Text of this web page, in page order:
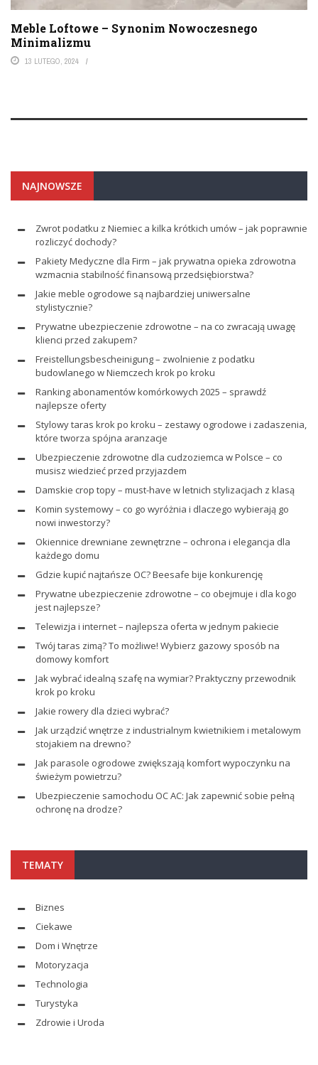
Meble Loftowe – Synonim Nowoczesnego
Minimalizmu
13 LUTEGO, 2024
NAJNOWSZE
Zwrot podatku z Niemiec a kilka krótkich umów – jak poprawnie
rozliczyć dochody?
Pakiety Medyczne dla Firm – jak prywatna opieka zdrowotna
wzmacnia stabilność finansową przedsiębiorstwa?
Jakie meble ogrodowe są najbardziej uniwersalne
stylistycznie?
Prywatne ubezpieczenie zdrowotne – na co zwracają uwagę
klienci przed zakupem?
Freistellungsbescheinigung – zwolnienie z podatku
budowlanego w Niemczech krok po kroku
Ranking abonamentów komórkowych 2025 – sprawdź
najlepsze oferty
Stylowy taras krok po kroku – zestawy ogrodowe i zadaszenia,
które tworza spójna aranzacje
Ubezpieczenie zdrowotne dla cudzoziemca w Polsce – co
musisz wiedzieć przed przyjazdem
Damskie crop topy – must-have w letnich stylizacjach z klasą
Komin systemowy – co go wyróżnia i dlaczego wybierają go
nowi inwestorzy?
Okiennice drewniane zewnętrzne – ochrona i elegancja dla
każdego domu
Gdzie kupić najtańsze OC? Beesafe bije konkurencję
Prywatne ubezpieczenie zdrowotne – co obejmuje i dla kogo
jest najlepsze?
Telewizja i internet – najlepsza oferta w jednym pakiecie
Twój taras zimą? To możliwe! Wybierz gazowy sposób na
domowy komfort
Jak wybrać idealną szafę na wymiar? Praktyczny przewodnik
krok po kroku
Jakie rowery dla dzieci wybrać?
Jak urządzić wnętrze z industrialnym kwietnikiem i metalowym
stojakiem na drewno?
Jak parasole ogrodowe zwiększają komfort wypoczynku na
świeżym powietrzu?
Ubezpieczenie samochodu OC AC: Jak zapewnić sobie pełną
ochronę na drodze?
TEMATY
Biznes
Ciekawe
Dom i Wnętrze
Motoryzacja
Technologia
Turystyka
Zdrowie i Uroda